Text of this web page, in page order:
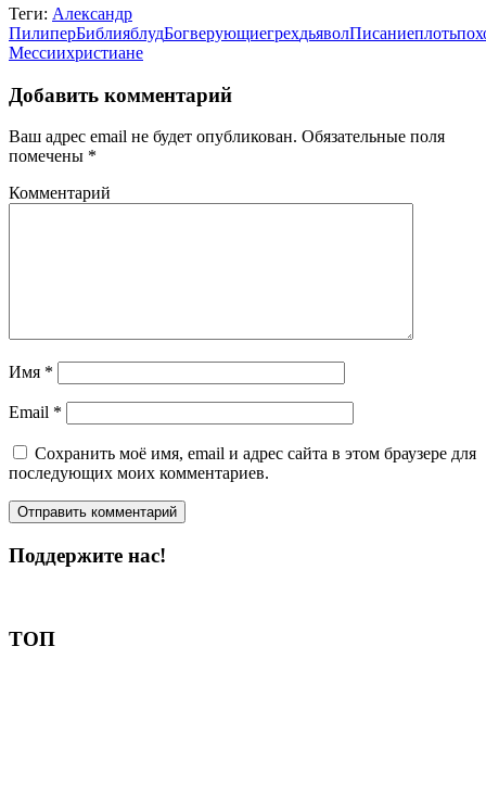
Теги: Александр
ПилиперБиблияблудБогверующиегрехдьяволПисаниеплоть
Мессиихристиане
Добавить комментарий
Ваш адрес email не будет опубликован. Обязательные поля
помечены *
Комментарий
Имя *
Email *
Сохранить моё имя, email и адрес сайта в этом браузере для
последующих моих комментариев.
Поддержите нас!
ТОП